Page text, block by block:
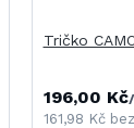
Tričko
196,00 Kč/
161,98 Kč